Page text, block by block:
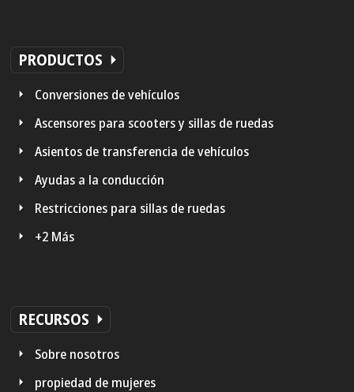
PRODUCTOS
Conversiones de vehículos
Ascensores para scooters y sillas de ruedas
Asientos de transferencia de vehículos
Ayudas a la conducción
Restricciones para sillas de ruedas
+2 Más
RECURSOS
Sobre nosotros
propiedad de mujeres